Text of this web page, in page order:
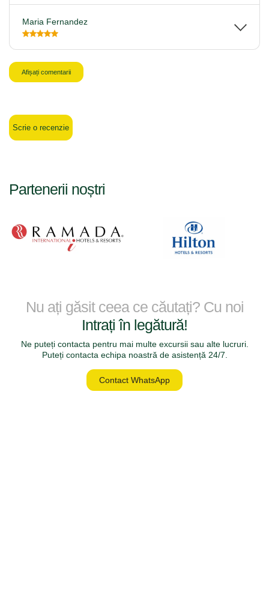
Maria Fernandez
Afișați comentarii
Scrie o recenzie
Partenerii noștri
Nu ați găsit ceea ce căutați? Cu noi
Intrați în legătură!
Ne puteți contacta pentru mai multe excursii sau alte lucruri.
Puteți contacta echipa noastră de asistență 24/7.
Contact WhatsApp